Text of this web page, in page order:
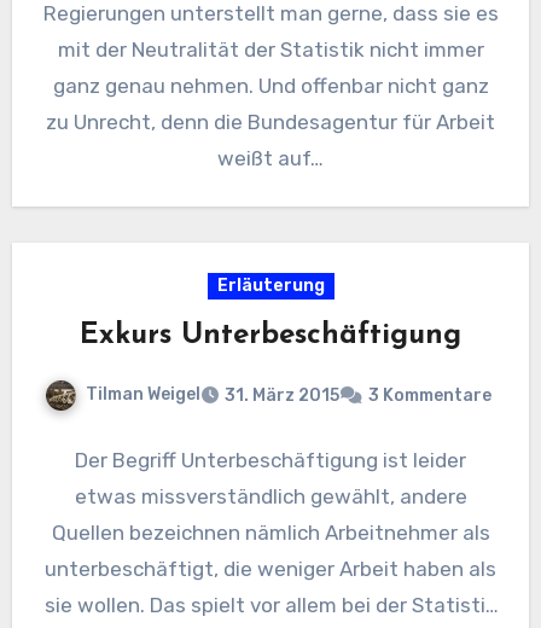
Regierungen unterstellt man gerne, dass sie es
mit der Neutralität der Statistik nicht immer
ganz genau nehmen. Und offenbar nicht ganz
zu Unrecht, denn die Bundesagentur für Arbeit
weißt auf…
Erläuterung
Exkurs Unterbeschäftigung
Tilman Weigel 31. März 2015 3 Kommentare
Der Begriff Unterbeschäftigung ist leider
etwas missverständlich gewählt, andere
Quellen bezeichnen nämlich Arbeitnehmer als
unterbeschäftigt, die weniger Arbeit haben als
sie wollen. Das spielt vor allem bei der Statistik